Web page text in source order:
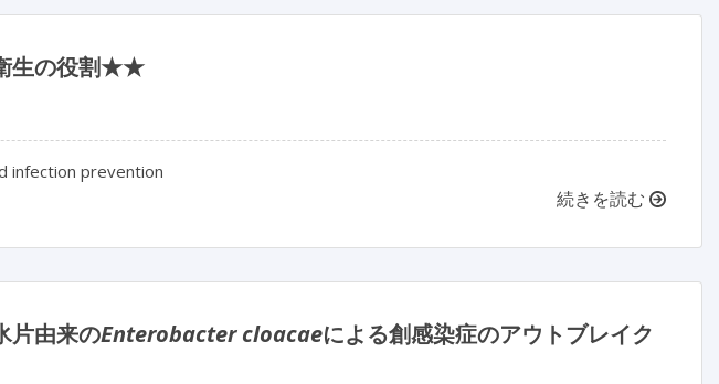
生の役割★★
infection prevention
続きを読む
片由来のEnterobacter cloacaeによる創感染症のアウトブレイク